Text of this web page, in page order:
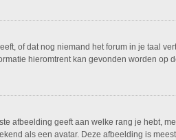
of dat nog niemand het forum in je taal
hieromtrent kan gevonden worden
afbeelding geeft aan welke rang je hebt,
als een avatar. Deze afbeelding is